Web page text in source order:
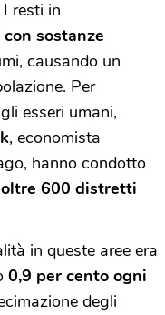
resti in
sostanze
causando un
Per
esseri umani,
, economista
hanno condotto
600 distretti
in queste aree era
0,9 per cento ogni
degli